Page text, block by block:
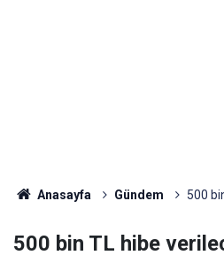
Anasayfa Gündem 500
500 bin TL hibe